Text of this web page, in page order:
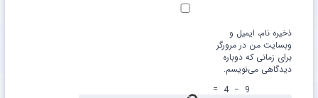
ذخیره نام، ایمیل و
وبسایت من در مرورگر
برای زمانی که دوباره
دیدگاهی می‌نویسم.
9
−
4
=